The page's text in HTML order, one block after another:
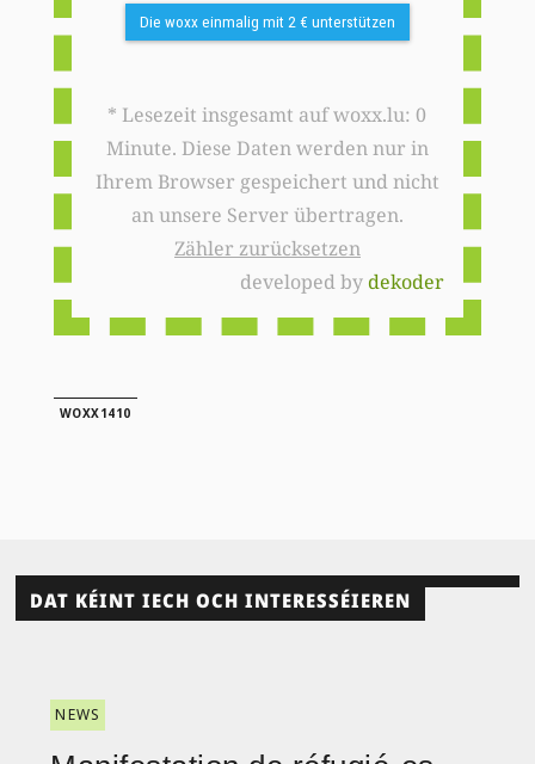
Die woxx einmalig mit 2 € unterstützen
* Lesezeit insgesamt auf woxx.lu: 0
Minute. Diese Daten werden nur in
Ihrem Browser gespeichert und nicht
an unsere Server übertragen.
Zähler zurücksetzen
developed bydekoder
WOXX1410
DAT KÉINT IECH OCH INTERESSÉIEREN
NEWS